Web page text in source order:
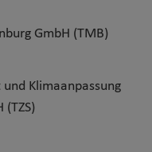
GmbH (TMB)
Klimaanpassung
(TZS)